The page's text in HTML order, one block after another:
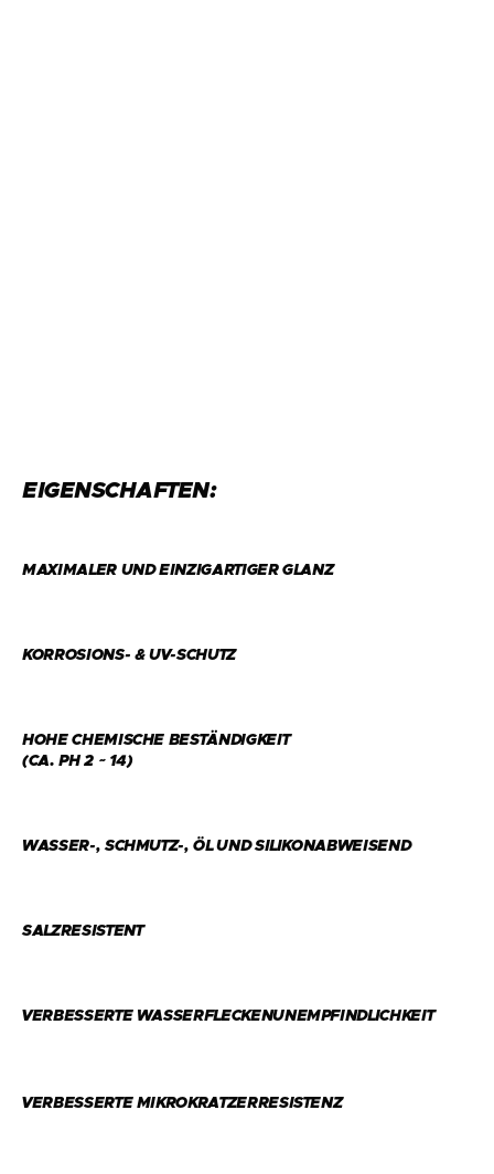
EIGENSCHAFTEN:
MAXIMALER UND EINZIGARTIGER GLANZ
KORROSIONS- & UV-SCHUTZ
HOHE CHEMISCHE BESTÄNDIGKEIT
(CA. PH 2 ~ 14)
WASSER-, SCHMUTZ-, ÖL UND SILIKONABWEISEND
SALZRESISTENT
VERBESSERTE WASSERFLECKENUNEMPFINDLICHKEIT
VERBESSERTE MIKROKRATZERRESISTENZ